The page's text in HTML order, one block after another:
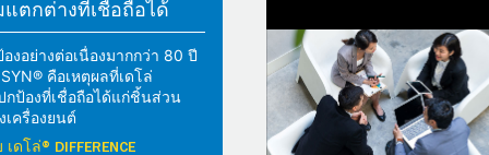
แตกต่างที่เชื่อถือได้
งอย่างต่อเนื่องมากกว่า 80 ปี
คือเหตุผลที่เดโล่
กป้องที่เชื่อถือได้แก่ชิ้นส่วน
ครื่องยนต์
ดโล่® DIFFERENCE